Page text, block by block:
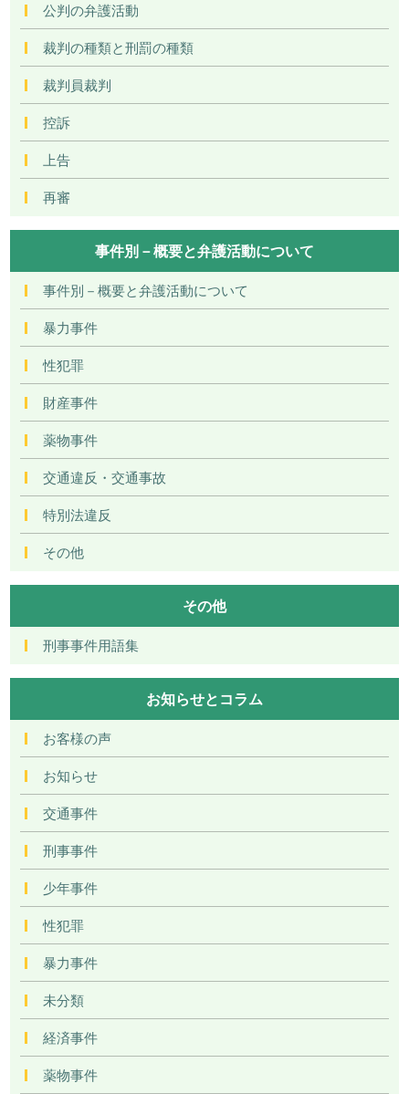
公判の弁護活動
裁判の種類と刑罰の種類
裁判員裁判
控訴
上告
再審
事件別－概要と弁護活動について
事件別－概要と弁護活動について
暴力事件
性犯罪
財産事件
薬物事件
交通違反・交通事故
特別法違反
その他
その他
刑事事件用語集
お知らせとコラム
お客様の声
お知らせ
交通事件
刑事事件
少年事件
性犯罪
暴力事件
未分類
経済事件
薬物事件